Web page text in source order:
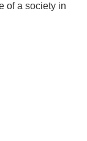
of a society in